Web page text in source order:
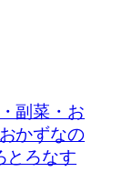
副菜・お
かずなの
とろなす